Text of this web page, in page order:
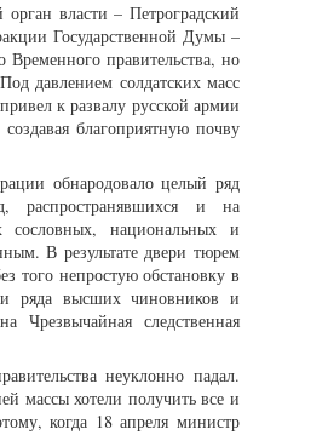
власти – Петроградский
Государственной Думы –
правительства, но
давлением солдатских масс
к развалу русской армии
благоприятную почву
обнародовало целый ряд
распространявшихся и на
сословных, национальных и
В результате двери тюрем
того непростую обстановку в
и ряда высших чиновников и
Чрезвычайная следственная
неуклонно падал.
массы хотели получить все и
когда 18 апреля министр